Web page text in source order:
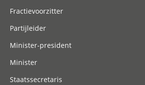
Fractievoorzitter
Partijleider
Minister-president
Minister
Staatssecretaris